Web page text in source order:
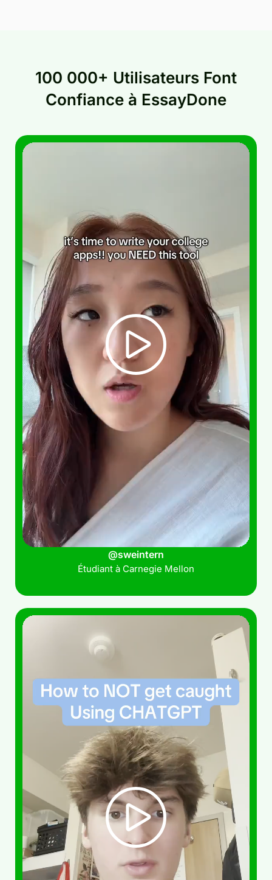
100 000+ Utilisateurs Font
Confiance à EssayDone
@sweintern
Étudiant à Carnegie Mellon